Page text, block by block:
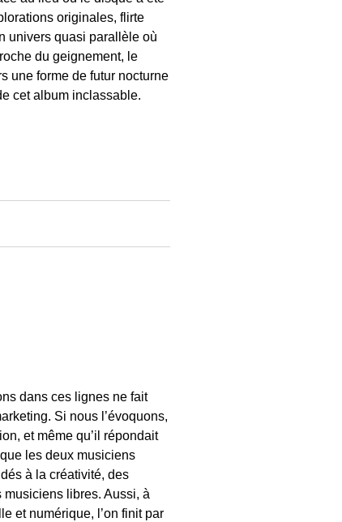
originales, flirte
univers quasi parallèle où
du geignement, le
une forme de futur nocturne
cet album inclassable.
dans ces lignes ne fait
Si nous l’évoquons,
et même qu’il répondait
les deux musiciens
à la créativité, des
musiciens libres. Aussi, à
et numérique, l’on finit par